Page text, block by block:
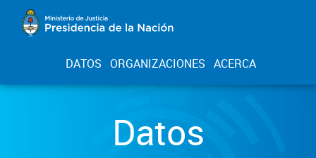
DATOS ORGANIZACIONES ACERCA
Datos